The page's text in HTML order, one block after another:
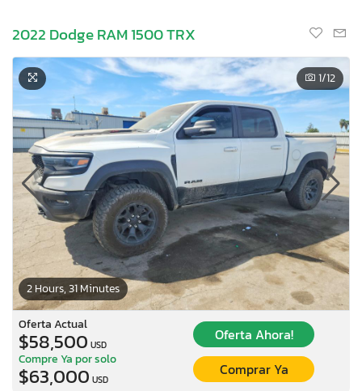
2022 Dodge RAM 1500 TRX
2 Hours, 31 Minutes
1/12
Oferta Actual
$58,500 USD
Oferta Ahora!
Compre Ya por solo
$63,000 USD
Comprar Ya